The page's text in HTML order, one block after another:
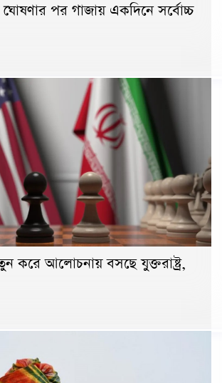
ঘোষণার পর গাজায় একদিনে সর্বোচ্চ
করে আলোচনায় বসছে যুক্তরাষ্ট্র,